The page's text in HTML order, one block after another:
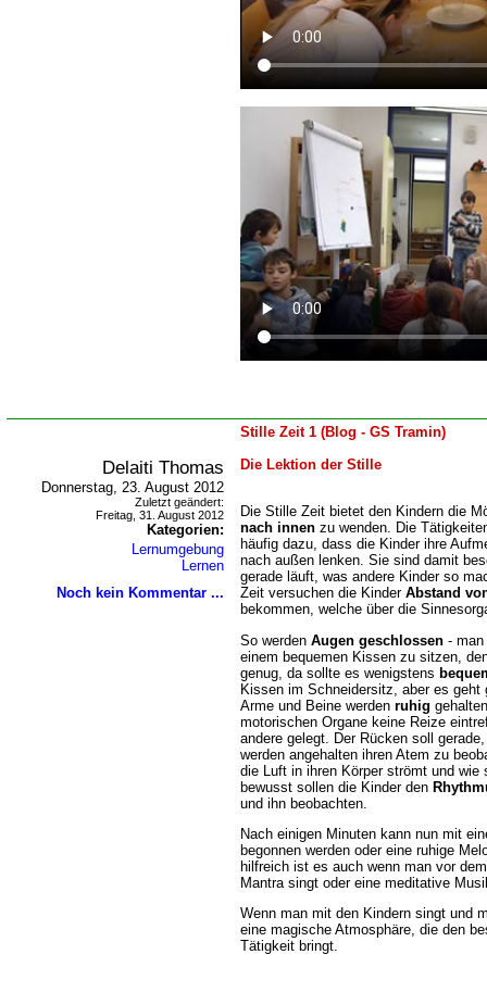
Stille Zeit 1 (Blog - GS Tramin)
Delaiti Thomas
Donnerstag, 23. August 2012
Zuletzt geändert:
Freitag, 31. August 2012
Kategorien:
Lernumgebung
Lernen
Noch kein Kommentar ...
Die Lektion der Stille
Die Stille Zeit bietet den Kindern die
nach innen zu wenden. Die
häufig dazu, dass die Kinder ihre
nach außen lenken. Sie sind damit
gerade läuft, was andere Kinder so
Zeit versuchen die Kinder Abstand
bekommen, welche über die
So werden Augen geschlossen -
einem bequemen Kissen zu sitzen,
genug, da sollte es wenigstens
Kissen im Schneidersitz, aber es geht
Arme und Beine werden ruhig
motorischen Organe keine Reize
andere gelegt. Der Rücken soll
werden angehalten ihren Atem zu
die Luft in ihren Körper strömt und
bewusst sollen die Kinder den
und ihn beobachten.
Nach einigen Minuten kann nun mit
begonnen werden oder eine ruhige
hilfreich ist es auch wenn man vor
Mantra singt oder eine meditative
Wenn man mit den Kindern singt und
eine magische Atmosphäre, die den
Tätigkeit bringt.